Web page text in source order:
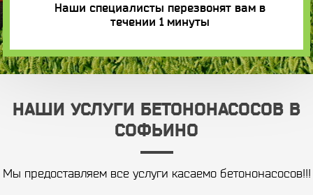
Наши специалисты перезвонят вам в
течении 1 минуты
НАШИ УСЛУГИ БЕТОНОНАСОСОВ В
СОФЬИНО
Мы предоставляем все услуги касаемо бетононасосов!!!